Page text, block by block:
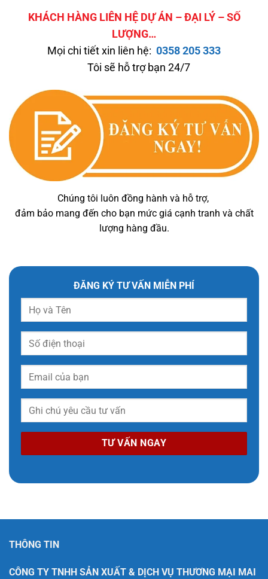
KHÁCH HÀNG LIÊN HỆ DỰ ÁN – ĐẠI LÝ – SỐ
LƯỢNG…
Mọi chi tiết xin liên hệ: 0358 205 333
Tôi sẽ hỗ trợ bạn 24/7
Chúng tôi luôn đồng hành và hỗ trợ,
đảm bảo mang đến cho bạn mức giá cạnh tranh và chất
lượng hàng đầu.
ĐĂNG KÝ TƯ VẤN MIỄN PHÍ
THÔNG TIN
CÔNG TY TNHH SẢN XUẤT & DỊCH VỤ THƯƠNG MẠI MAI